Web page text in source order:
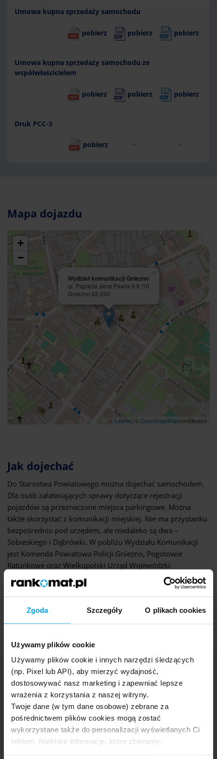
Zgoda Szczegóły O plikach cookies
Używamy plików cookie
Używamy plików cookie i innych narzędzi śledzących
(np. Pixel lub API), aby mierzyć wydajność,
dostosowywać nasz marketing i zapewniać lepsze
wrażenia z korzystania z naszej witryny.
Twoje dane (w tym dane osobowe) zebrane za
pośrednictwem plików cookies mogą zostać
wykorzystane także do personalizacji wyświetlanych Ci
reklam. Niektóre informacje, które zbieramy,
Umowa kupna sprzedaży samochodu
pobierz pobierz pobierz
Umowa kupna sprzedaży samochodu ze
współwłaścicielem
pobierz pobierz pobierz
Druk PCC-3
pobierz - -
Mapa dojazdu
Wydział komunikacji Gniezno
ul. Papieża Jana Pawła II 9 /10
Gniezno 62-200
+
−
Leaflet | ©OpenStreetMapcontributors
Jak dojechać
Do Starostwa Powiatowego można dojechać samochodem.
Dla osób załatwiających sprawy dotyczące rejestracji
pojazdów są przeznaczone miejsca parkingowe. Można
także skorzystać z komunikacji miejskiej. Nie ma przystanku
bezpośrednio pod urzędem, ale niedaleko są dwa –
Sobieskiego i Dąbrówki. W pobliżu Wydziału Komunikacji
jest Komenda Powiatowa Policji Gniezno, Pogotowie
Ratunkowe oraz Wielkopolski Urząd Wojewódzki.
Oceń stronę 4,90
Artykuły i porady